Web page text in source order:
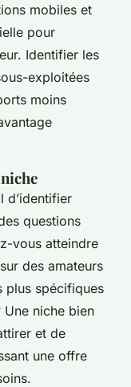
mobiles et
pour
Identifier les
exploitées
moins
d’identifier
questions
vous atteindre
des amateurs
plus spécifiques
niche bien
et de
une offre